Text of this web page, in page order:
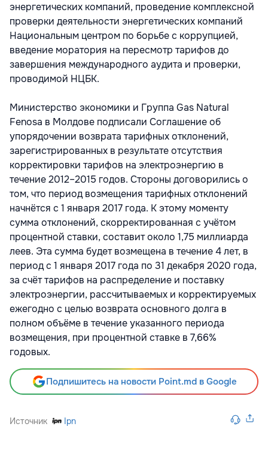
энергетических компаний, проведение комплексной
проверки деятельности энергетических компаний
Национальным центром по борьбе с коррупцией,
введение моратория на пересмотр тарифов до
завершения международного аудита и проверки,
проводимой НЦБК.
Министерство экономики и Группа Gas Natural
Fenosa в Молдове подписали Соглашение об
упорядочении возврата тарифных отклонений,
зарегистрированных в результате отсутствия
корректировки тарифов на электроэнергию в
течение 2012–2015 годов. Стороны договорились о
том, что период возмещения тарифных отклонений
начнётся с 1 января 2017 года. К этому моменту
сумма отклонений, скорректированная с учётом
процентной ставки, составит около 1,75 миллиарда
леев. Эта сумма будет возмещена в течение 4 лет, в
период с 1 января 2017 года по 31 декабря 2020 года,
за счёт тарифов на распределение и поставку
электроэнергии, рассчитываемых и корректируемых
ежегодно с целью возврата основного долга в
полном объёме в течение указанного периода
возмещения, при процентной ставке в 7,66%
годовых.
Подпишитесь на новости Point.md в Google
Источник Ipn